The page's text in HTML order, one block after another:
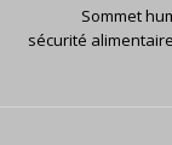
Sommet
sécurité